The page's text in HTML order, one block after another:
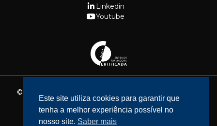
Este site utiliza cookies para garantir que
tenha a melhor experiência possível no
nosso site. Saber mais
Linkedin
Youtube
© 2026 - Fundação Cidade de Lisboa. Todos os direitos
reservados.
Website feito porBean Web Developer